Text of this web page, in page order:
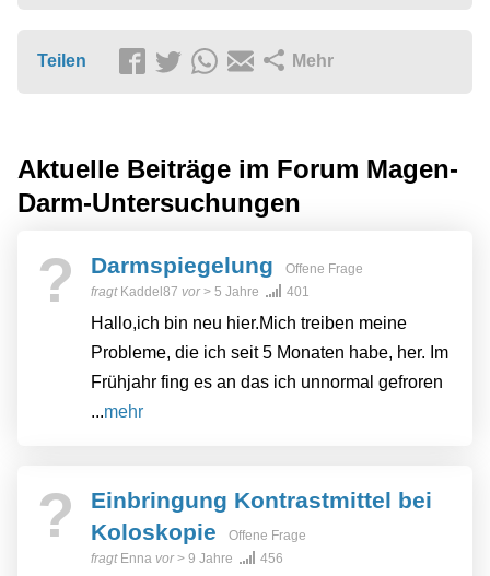
Teilen Mehr
Aktuelle Beiträge im Forum Magen-
Darm-Untersuchungen
? Darmspiegelung
Offene Frage
fragt Kaddel87 vor> 5 Jahre 401
Hallo,ich bin neu hier.Mich treiben meine
Probleme, die ich seit 5 Monaten habe, her. Im
Frühjahr fing es an das ich unnormal gefroren
...mehr
?
Einbringung Kontrastmittel bei
Koloskopie
Offene Frage
fragt Enna vor> 9 Jahre 456